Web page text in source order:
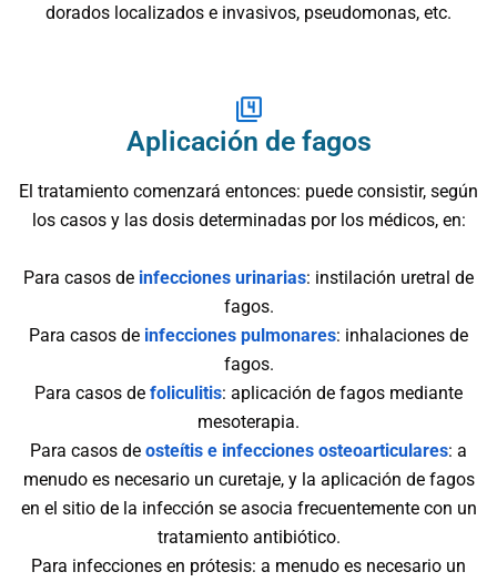
dorados localizados e invasivos, pseudomonas, etc.
Aplicación de fagos
El tratamiento comenzará entonces: puede consistir, según
los casos y las dosis determinadas por los médicos, en:
Para casos de infecciones urinarias: instilación uretral de
fagos.
Para casos de infecciones pulmonares: inhalaciones de
fagos.
Para casos de foliculitis: aplicación de fagos mediante
mesoterapia.
Para casos de osteítis e infecciones osteoarticulares: a
menudo es necesario un curetaje, y la aplicación de fagos
en el sitio de la infección se asocia frecuentemente con un
tratamiento antibiótico.
Para infecciones en prótesis: a menudo es necesario un